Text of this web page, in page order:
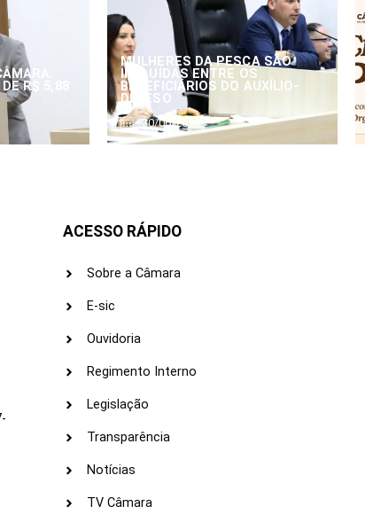
R$ 5,88
MULHERES DA PESCA SÃO
INCLUÍDAS ENTRE OS
BENEFICIÁRIOS DO AUXÍLIO-
DEFESO
30/06/2026
ACESSO RÁPIDO
Sobre a Câmara
E-sic
Ouvidoria
Regimento Interno
Legislação
Transparência
Notícias
TV Câmara